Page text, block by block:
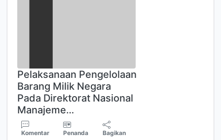
Pelaksanaan Pengelolaan
Barang Milik Negara
Pada Direktorat Nasional
Manajeme…
Komentar Penanda Bagikan